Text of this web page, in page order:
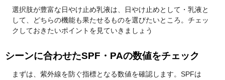
選択肢が豊富な日やけ止め乳液は、日やけ止めとして・乳液と
して、どちらの機能も果たせるものを選びたいところ。チェッ
クしておきたいポイントを見ていきましょう
シーンに合わせたSPF・PAの数値をチェック
まずは、紫外線を防ぐ指標となる数値を確認します。SPFは